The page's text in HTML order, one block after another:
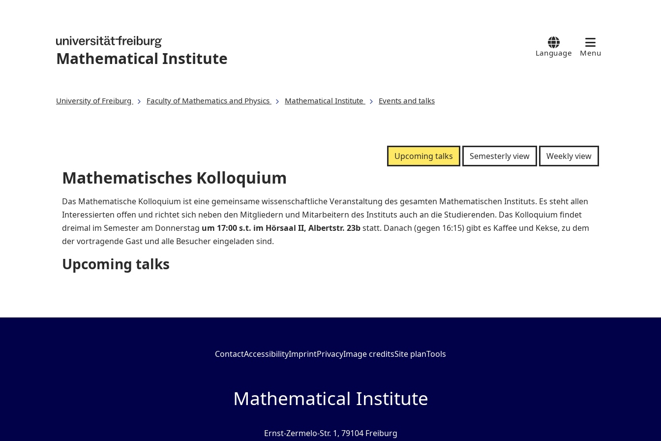
Mathematical Institute Language Menu
University of Freiburg Faculty of Mathematics and Physics Mathematical Institute Events and talks
Upcoming talks Semesterly view Weekly view
Mathematisches Kolloquium
Das Mathematische Kolloquium ist eine gemeinsame wissenschaftliche Veranstaltung des gesamten Mathematischen Instituts. Es steht allen
Interessierten offen und richtet sich neben den Mitgliedern und Mitarbeitern des Instituts auch an die Studierenden. Das Kolloquium findet
dreimal im Semester am Donnerstag um 17:00 s.t. im Hörsaal II, Albertstr. 23bstatt. Danach (gegen 16:15) gibt es Kaffee und Kekse, zu dem
der vortragende Gast und alle Besucher eingeladen sind.
Upcoming talks
ContactAccessibilityImprintPrivacyImage creditsSite planTools
Mathematical Institute
Ernst-Zermelo-Str. 1, 79104 Freiburg